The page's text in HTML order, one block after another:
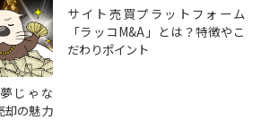
じゃな
却の魅力
サイト売買プラットフォーム
「ラッコM&A」とは？特徴やこ
だわりポイント